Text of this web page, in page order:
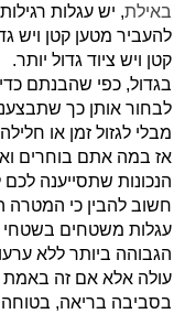
באילת, יש עגלות
להעביר מטען קטן ויש
קטן ויש ציוד גדול יותר.
בגדול, כפי שהבנתם
לבחור אותן כך
מבלי לגזול זמן או
אז במה אתם בוחרים
הנכונות שתסייענה
חשוב להבין כי המטרה
עגלות משטחים בשטחי
הגבוהה ביותר ללא
עולה אלא אם זה באמת
בסביבה בריאה, בטוחה